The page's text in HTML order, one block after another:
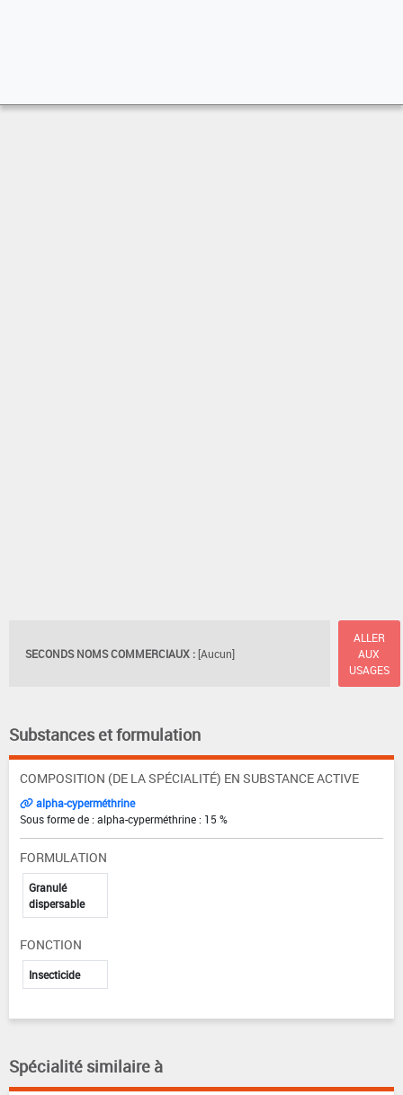
SECONDS NOMS COMMERCIAUX : [Aucun]
ALLER
AUX
USAGES
Substances et formulation
COMPOSITION (DE LA SPÉCIALITÉ) EN SUBSTANCE ACTIVE
alpha-cyperméthrine
Sous forme de : alpha-cyperméthrine : 15 %
FORMULATION
Granulé
dispersable
FONCTION
Insecticide
Spécialité similaire à